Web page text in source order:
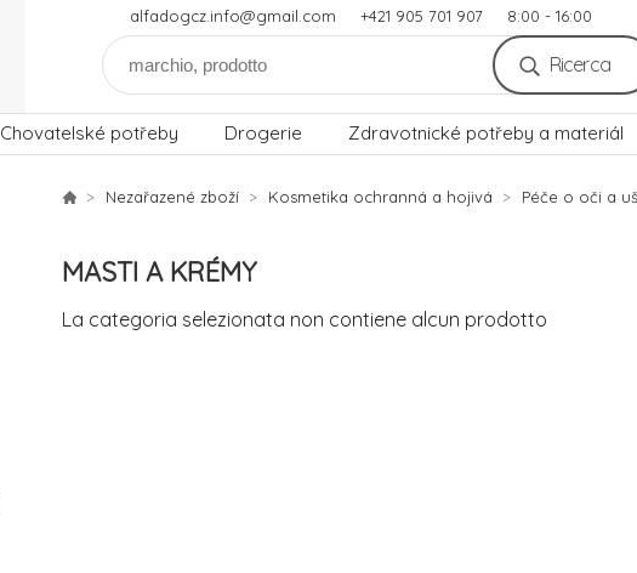
alfadogcz.info@gmail.com +421 905 701 907 8:00 - 16:00
Ricerca
Chovatelské potřeby Drogerie Zdravotnické potřeby a materiál
Nezařazené zboží Kosmetika ochranná a hojivá Péče o oči a
MASTI A KRÉMY
La categoria selezionata non contiene alcun prodotto